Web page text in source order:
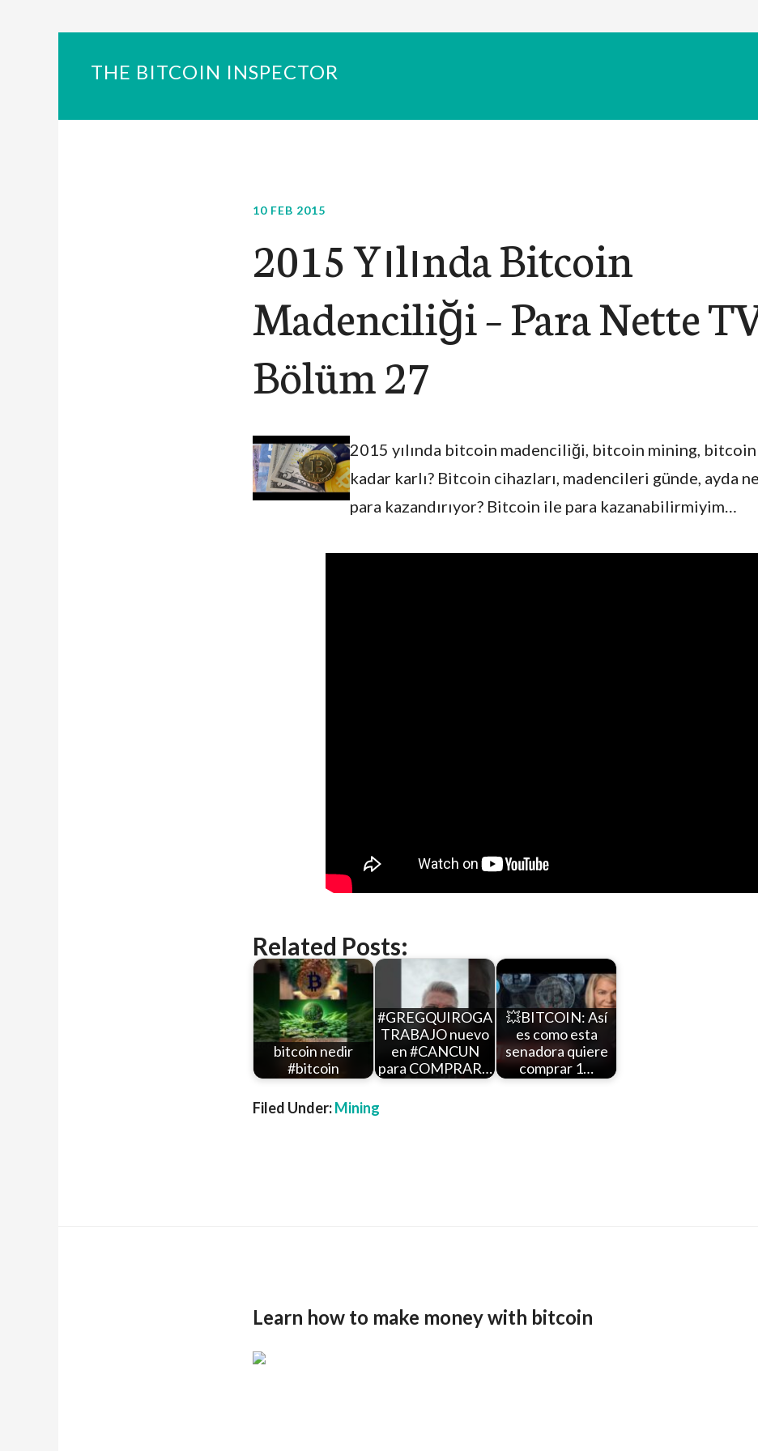
THE BITCOIN INSPECTOR
10 FEB 2015
2015 Yılında Bitcoin
Madenciliği – Para Nette
Bölüm 27
2015 yılında bitcoin madenciliği, bitcoin mining,
kadar karlı? Bitcoin cihazları, madencileri günde, ayda
para kazandırıyor? Bitcoin ile para kazanabilirmiyim…
Related Posts:
bitcoin nedir
#bitcoin
#GREGQUIROGA
TRABAJO nuevo
en #CANCUN
para COMPRAR…
💥BITCOIN: Así
es como esta
senadora quiere
comprar 1…
Filed Under:Mining
Learn how to make money with bitcoin